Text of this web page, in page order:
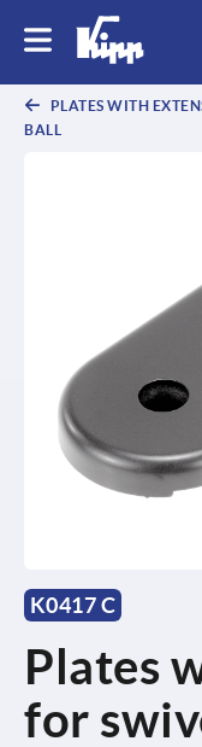
PLATES WITH
BALL
K0417 C
Plates
for